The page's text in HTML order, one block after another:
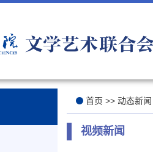
首页 >>动态新闻
视频新闻